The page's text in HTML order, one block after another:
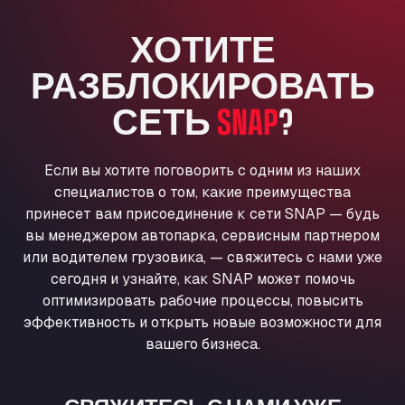
Washway Road, PE12 8LT
Anpol Sp. z o.o.
Ul. Torunska 147, 85884
Aqua Ariva GmbH
Marie-Curie-Straße 24, 68219
An der Autobahn 1, 27404
ARAL Autohof Bockenem
ARAL Autohof Merklingen
Nellinger Str. 24, 89188
ARAL Autohof Preis
Schellweilerstraße 1, 66871
ARAL Tankstelle - XXL Truckwash.de
ХОТИТЕ
РАЗБЛОКИРОВАТЬ
СЕТЬSNAP?
Если вы хотите поговорить с одним из наших
специалистов о том, какие преимущества
принесет вам присоединение к сети SNAP — будь
вы менеджером автопарка, сервисным партнером
или водителем грузовика, — свяжитесь с нами уже
сегодня и узнайте, как SNAP может помочь
оптимизировать рабочие процессы, повысить
эффективность и открыть новые возможности для
вашего бизнеса.